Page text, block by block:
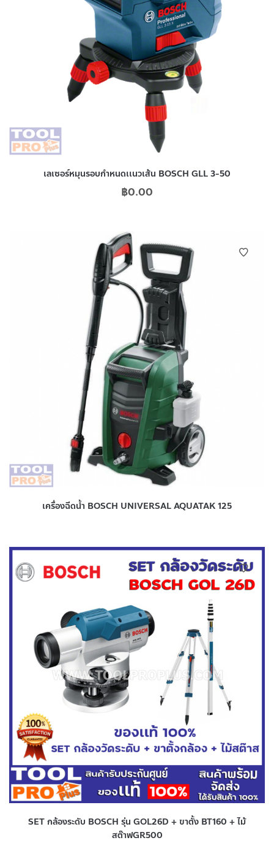
เลเซอร์หมุนรอบกำหนดเเนวเส้น BOSCH GLL 3-50
฿0.00
เครื่องฉีดน้ำ BOSCH UNIVERSAL AQUATAK 125
SET กล้องระดับ BOSCH รุ่น GOL26D + ขาตั้ง BT160 + ไม้
สต๊าฟGR500